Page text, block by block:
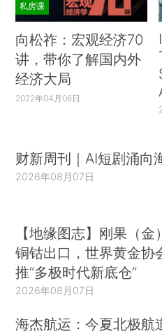
私房课
向松祚：宏观经济70
讲，带你了解国内外
经济大局
2022年04月06日
财新周刊｜AI短剧涌向
2026年08月07日
【地缘图志】刚果（金
铜钴出口，世界黄金协
推“多极时代新底仓”
2026年08月07日
海杰航运：今夏北极航